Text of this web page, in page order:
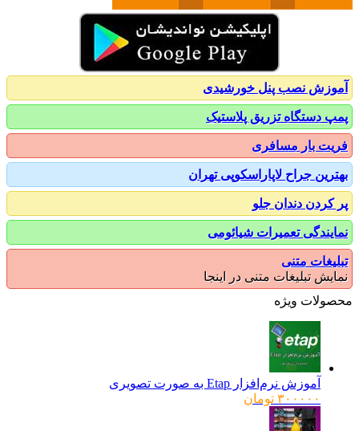
نصب پنل خورشیدی
دستگاه تزریق پلاستیک
بار مسافری
جراح لاپاراسکوپی تهران
دندان جلو
تعمیرات شیائومی
متنی
تبلیغات متنی در اینجا
ویژه
آموزش نرم‌افزار Etap به صورت تصویری
۳۰۰۰۰۰ تومان